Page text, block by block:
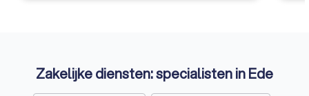
Zakelijke diensten: specialisten in Ede